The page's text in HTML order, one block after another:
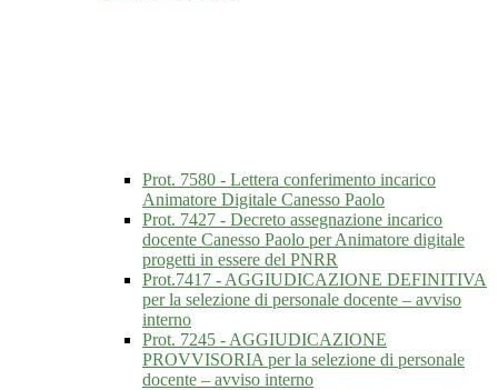
Prot. 7580 - Lettera conferimento incarico
Animatore Digitale Canesso Paolo
Prot. 7427 - Decreto assegnazione incarico
docente Canesso Paolo per Animatore digitale
progetti in essere del PNRR
Prot.7417 - AGGIUDICAZIONE DEFINITIVA
per la selezione di personale docente – avviso
interno
Prot. 7245 - AGGIUDICAZIONE
PROVVISORIA per la selezione di personale
docente – avviso interno